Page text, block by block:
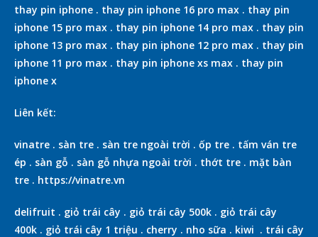
thay pin iphone . thay pin iphone 16 pro max . thay pin
iphone 15 pro max . thay pin iphone 14 pro max . thay pin
iphone 13 pro max . thay pin iphone 12 pro max . thay pin
iphone 11 pro max . thay pin iphone xs max . thay pin
iphone x
Liên kết:
vinatre . sàn tre . sàn tre ngoài trời . ốp tre . tấm ván tre
ép . sàn gỗ . sàn gỗ nhựa ngoài trời . thớt tre . mặt bàn
tre . https://vinatre.vn
delifruit . giỏ trái cây . giỏ trái cây 500k . giỏ trái cây
400k . giỏ trái cây 1 triệu . cherry . nho sữa . kiwi . trái cây